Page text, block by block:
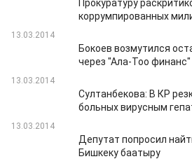
Прокуратуру
коррумпированных
13.03.2014
Бокоев возмутился
через "Ала-Тоо финанс"
13.03.2014
Султанбекова: В КР
больных вирусным
13.03.2014
Депутат попросил
Бишкеку баатыру